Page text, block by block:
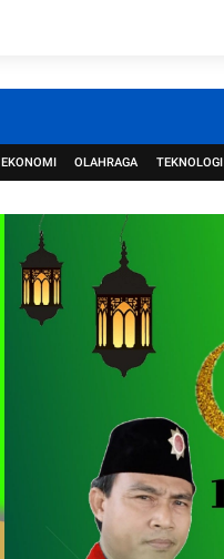
EKONOMI OLAHRAGA TEKNOLOGI